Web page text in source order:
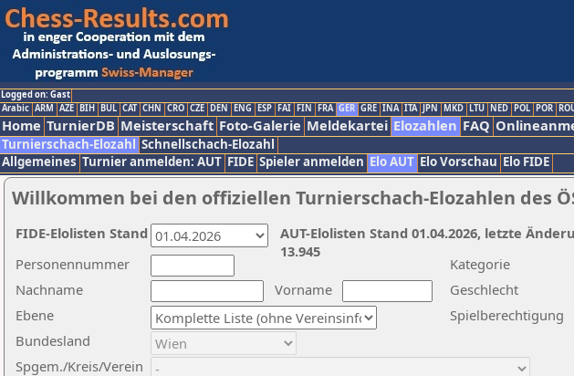
Logged on: Gast
Arabic ARM AZE BIH BUL CAT CHN CRO CZE DEN ENG ESP FAI FIN FRA GER GRE INA ITA JPN MKD LTU NED POL POR
Home TurnierDB Meisterschaft Foto-Galerie Meldekartei Elozahlen FAQ
Turnierschach-Elozahl Schnellschach-Elozahl
Allgemeines Turnier anmelden: AUT FIDE Spieler anmelden Elo AUT Elo Vorschau Elo FIDE
Willkommen bei den offiziellen Turnierschach-Elozahlen des
Nachname
Vorname
Ebene
Kategorie
Personennummer
Bundesland
Spgem./Kreis/Verein
Geschlecht
Spielberechtigung
AUT-Elolisten Stand 01.04.2026, letzte
13.945
FIDE-Elolisten Stand